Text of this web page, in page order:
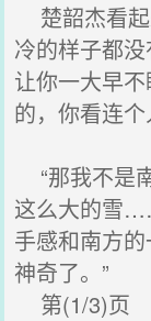
楚韶杰看起
冷的样子都
让你一大早
的，你看连
“那我不是
这么大的雪
手感和南方的
神奇了。”
第(1/3)页